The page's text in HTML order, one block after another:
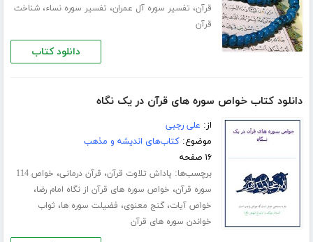
قرآن، تفسیر سوره آل عمران، تفسیر سوره نساء،شناخت
قرآن
دانلود کتاب
دانلود کتاب خواص سوره های قرآن در یک نگاه
از: علی رجبی
موضوع:کتاب‌های اندیشه و مذهب
۱۶ صفحه
برچسب‌ها: پاداش تلاوت قرآن، قرآن درمانی،
خواص 114
سوره قرآن، خواص سوره های قرآن از نگاه امام رضا،
خواص آیات،گنج معنوی، فضیلت سوره ها، ثواب
خواندن سوره های قرآن